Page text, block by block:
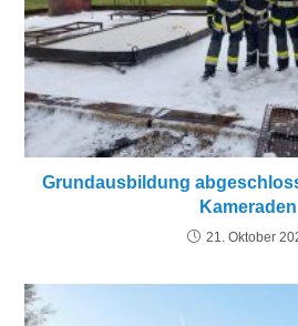
Grundausbildung
Kameraden
21. Oktober